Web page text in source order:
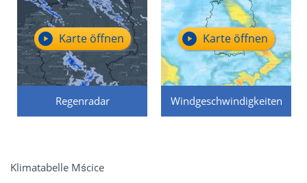
Regenradar
Karte öffnen
Windgeschwindigkeiten
Karte öffnen
Klimatabelle Mścice